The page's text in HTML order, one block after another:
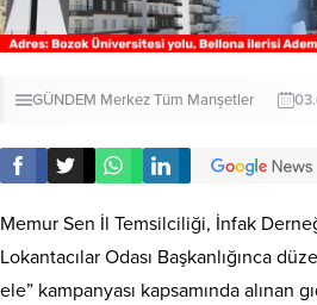
GÜNDEM MerkezTüm Manşetler
Memur Sen İl Temsilciliği, İnfak
Lokantacılar Odası Başkanlığınca
ele” kampanyası kapsamında alınan